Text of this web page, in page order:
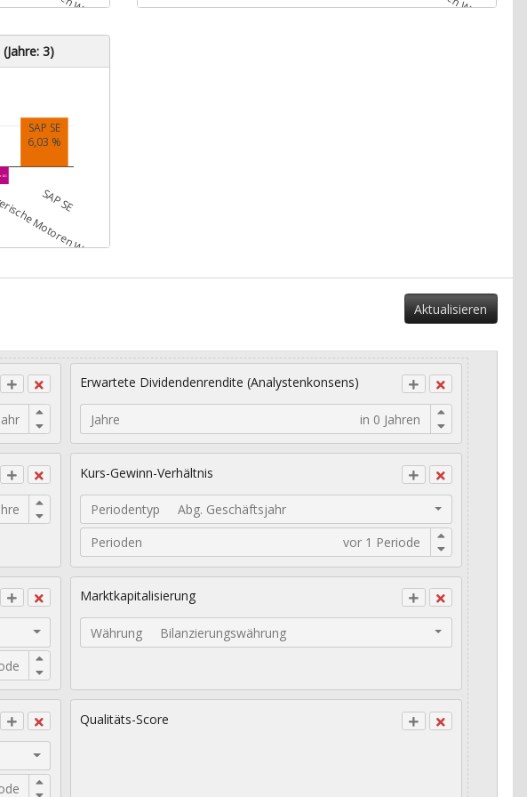
3)
AG
SAP SE
6,03 %
Motoren Werke AG
SAP SE
Aktualisieren
Erwartete Dividendenrendite (Analystenkonsens)
Jahre
Kurs-Gewinn-Verhältnis
Periodentyp
Abg. Geschäftsjahr
Perioden
Marktkapitalisierung
Währung Bilanzierungswährung
Qualitäts-Score